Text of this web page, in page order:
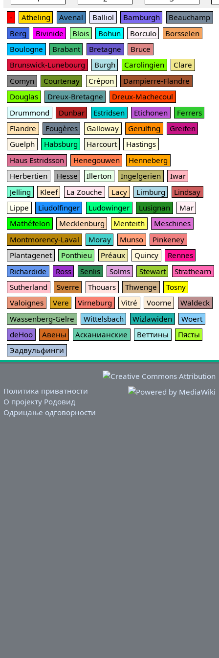
-
Atheling Avenal Balliol Bamburgh
Beauchamp
Berg
Bivinide Blois Bohun Borculo
Borsselen
Boulogne
Brabant Bretagne
Bruce
Brunswick-Lunebourg
Burgh Carolingien
Clare
Comyn
Courtenay Crépon
Dampierre-Flandre
Douglas
Dreux-Bretagne
Dreux-Machecoul
Drummond
Dunbar Estridsen Etichonen
Ferrers
Flandre
Fougères Galloway Gerulfing
Greifen
Guelph
Habsburg Harcourt
Hastings
Haus Estridsson
Henegouwen
Henneberg
Herbertien
Hesse Illerton Ingelgerien
Iwar
Jelling
Kleef La Zouche Lacy Limburg
Lindsay
Lippe
Liudolfinger Ludowinger Lusignan
Mar
Mathéfelon
Mecklenburg Menteith
Meschines
Montmorency-Laval
Moray Munso
Pinkeney
Plantagenet
Ponthieu Préaux Quincy
Rennes
Richardide
Ross Senlis Solms Stewart
Strathearn
Sutherland
Sverre Thouars Thwenge
Tosny
Valoignes
Vere Virneburg Vitré Voorne
Waldeck
Wassenberg-Gelre
Wittelsbach Wizlawiden
Woert
deHoo
Авены Асканианские Веттины
Пясты
Эадвульфинги
Политика приватности
О пројекту Родовид
Одрицање одговорности